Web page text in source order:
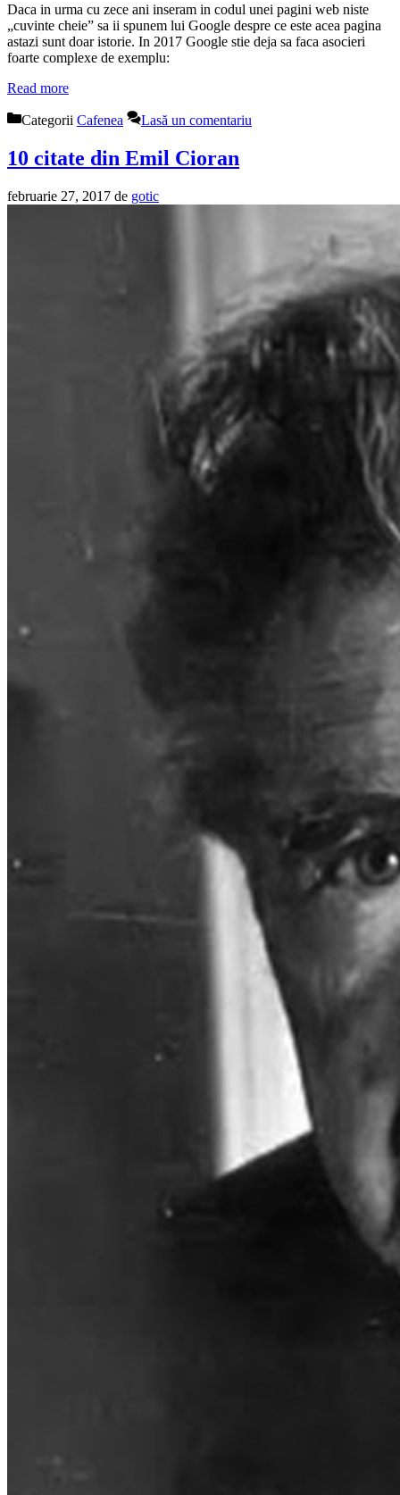
Daca in urma cu zece ani inseram in codul unei pagini web niste
„cuvinte cheie” sa ii spunem lui Google despre ce este acea pagina
astazi sunt doar istorie. In 2017 Google stie deja sa faca asocieri
foarte complexe de exemplu:
Read more
Categorii Cafenea Lasă un comentariu
10 citate din Emil Cioran
februarie 27, 2017 de gotic